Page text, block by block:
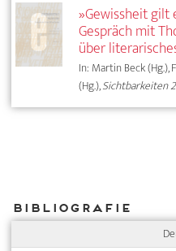
»Gewissheit gilt
Gespräch mit
über
In: Martin Beck
(Hg.),Sichtbarkeiten
Bibliografie